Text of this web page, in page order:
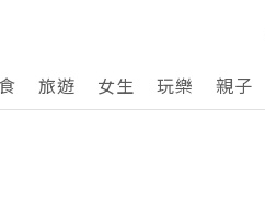
旅遊 女生 玩樂 親子